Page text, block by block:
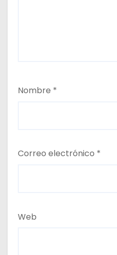
Nombre *
Correo electrónico *
Web